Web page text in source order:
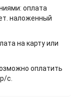
оплата
наложенный
на карту или
оплатить
с.